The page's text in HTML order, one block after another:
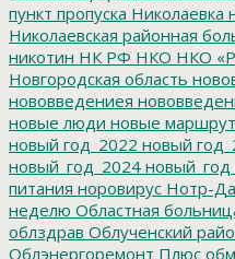
пункт пропуска Николаевка
Николаевская районная
никотин НК РФ НКО НКО
Новгородская область
нововведениея
новые люди новые
новый год_2022 новый
новый_год_2024
питания норовирус Нотр-
неделю Областная
облздрав Облученский
Облэнергоремонт Плюс